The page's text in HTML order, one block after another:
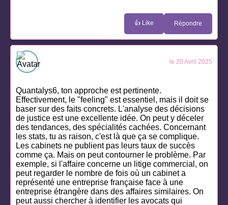
👍 Like Répondre
le 20 Avril 2025
Quantalys6, ton approche est pertinente.
Effectivement, le "feeling" est essentiel, mais il doit se
baser sur des faits concrets. L'analyse des décisions
de justice est une excellente idée. On peut y déceler
des tendances, des spécialités cachées. Concernant
les stats, tu as raison, c'est là que ça se complique.
Les cabinets ne publient pas leurs taux de succès
comme ça. Mais on peut contourner le problème. Par
exemple, si l'affaire concerne un litige commercial, on
peut regarder le nombre de fois où un cabinet a
représenté une entreprise française face à une
entreprise étrangère dans des affaires similaires. On
peut aussi chercher à identifier les avocats qui